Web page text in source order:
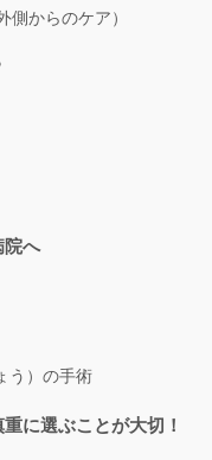
からのケア）
院へ
う）の手術
に選ぶことが大切！